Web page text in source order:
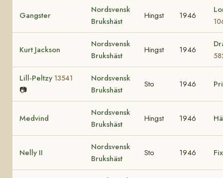
Gangster
Nordsvensk
Brukshäst
Hingst 1946
Kurt Jackson
Nordsvensk
Brukshäst
Hingst 1946
Lill-Peltzy 13541
📷
Nordsvensk
Brukshäst
Sto 1946
Medvind
Nordsvensk
Brukshäst
Hingst 1946
Nelly II
Nordsvensk
Brukshäst
Sto 1946